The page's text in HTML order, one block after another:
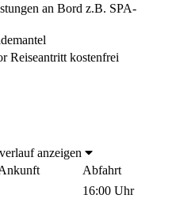
an Bord z.B. SPA-
Reiseantritt kostenfrei
anzeigen
Abfahrt
16:00 Uhr